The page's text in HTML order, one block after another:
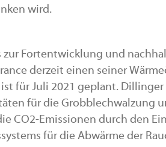
wird.
zur Fortentwicklung und
derzeit einen seiner
für Juli 2021 geplant.
für die Grobblechwalzung
CO2-Emissionen durch den
für die Abwärme der